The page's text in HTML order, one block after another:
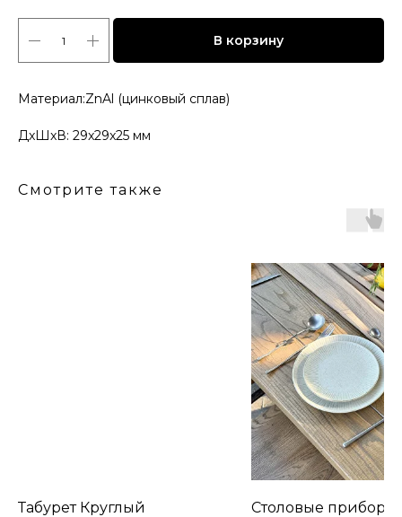
В корзину
Материал:ZnAl (цинковый сплав)
ДxШxВ: 29x29x25 мм
Смотрите также
Табурет Круглый Столовые приборы